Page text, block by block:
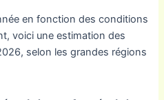
en fonction des conditions
voici une estimation des
selon les grandes régions